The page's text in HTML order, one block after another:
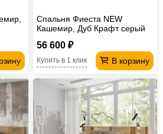
Спальня Фиеста NEW
Кашемир, Дуб Крафт серый
56 600 ₽
В корзину
Купить в 1 клик